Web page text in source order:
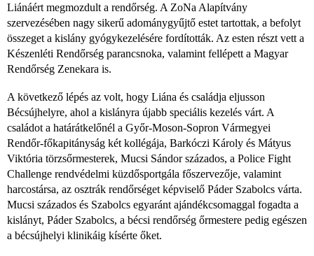
Liánáért megmozdult a rendőrség. A ZoNa Alapítvány
szervezésében nagy sikerű adománygyűjtő estet tartottak, a befolyt
összeget a kislány gyógykezelésére fordították. Az esten részt vett a
Készenléti Rendőrség parancsnoka, valamint fellépett a Magyar
Rendőrség Zenekara is.
A következő lépés az volt, hogy Liána és családja eljusson
Bécsújhelyre, ahol a kislányra újabb speciális kezelés várt. A
családot a határátkelőnél a Győr-Moson-Sopron Vármegyei
Rendőr-főkapitányság két kollégája, Barkóczi Károly és Mátyus
Viktória törzsőrmesterek, Mucsi Sándor százados, a Police Fight
Challenge rendvédelmi küzdősportgála főszervezője, valamint
harcostársa, az osztrák rendőrséget képviselő Páder Szabolcs várta.
Mucsi százados és Szabolcs egyaránt ajándékcsomaggal fogadta a
kislányt, Páder Szabolcs, a bécsi rendőrség őrmestere pedig egészen
a bécsújhelyi klinikáig kísérte őket.